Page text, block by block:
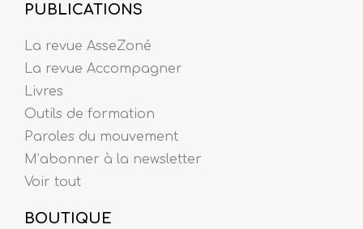
PUBLICATIONS
La revue AsseZoné
La revue Accompagner
Livres
Outils de formation
Paroles du mouvement
M’abonner à la newsletter
Voir tout
BOUTIQUE